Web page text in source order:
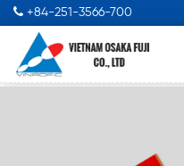
+84-251-3566-700